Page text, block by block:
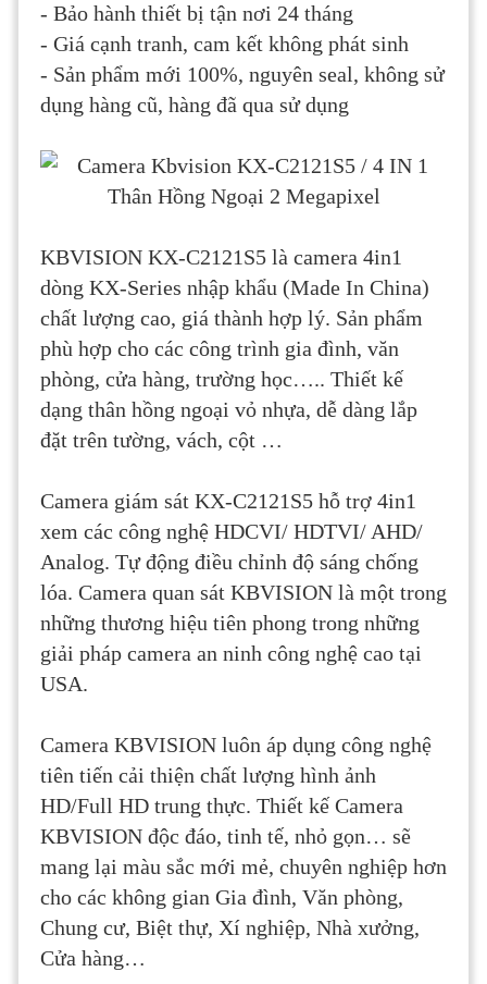
- Bảo hành thiết bị tận nơi 24 tháng
- Giá cạnh tranh, cam kết không phát sinh
- Sản phẩm mới 100%, nguyên seal, không sử
dụng hàng cũ, hàng đã qua sử dụng
KBVISION KX-C2121S5 là camera 4in1
dòng KX-Series nhập khẩu (Made In China)
chất lượng cao, giá thành hợp lý. Sản phẩm
phù hợp cho các công trình gia đình, văn
phòng, cửa hàng, trường học….. Thiết kế
dạng thân hồng ngoại vỏ nhựa, dễ dàng lắp
đặt trên tường, vách, cột …
Camera giám sát KX-C2121S5 hỗ trợ 4in1
xem các công nghệ HDCVI/ HDTVI/ AHD/
Analog. Tự động điều chỉnh độ sáng chống
lóa. Camera quan sát KBVISION là một trong
những thương hiệu tiên phong trong những
giải pháp camera an ninh công nghệ cao tại
USA.
Camera KBVISION luôn áp dụng công nghệ
tiên tiến cải thiện chất lượng hình ảnh
HD/Full HD trung thực. Thiết kế Camera
KBVISION độc đáo, tinh tế, nhỏ gọn… sẽ
mang lại màu sắc mới mẻ, chuyên nghiệp hơn
cho các không gian Gia đình, Văn phòng,
Chung cư, Biệt thự, Xí nghiệp, Nhà xưởng,
Cửa hàng…